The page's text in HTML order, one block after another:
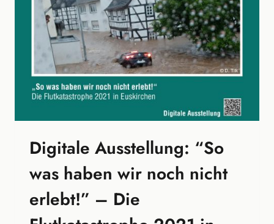
Digitale Ausstellung: “So
was haben wir noch nicht
erlebt!” – Die